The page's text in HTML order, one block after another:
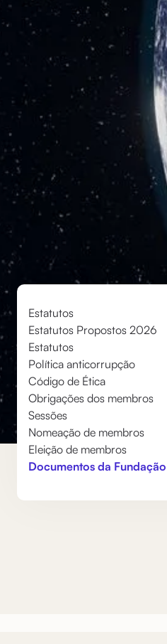
Estatutos
Estatutos Propostos 2026
Estatutos
Política anticorrupção
Código de Ética
Obrigações dos membros
Sessões
Nomeação de membros
Eleição de membros
Documentos da Fundação